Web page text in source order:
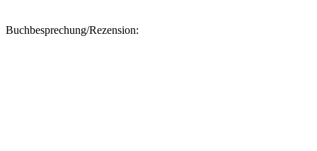
Buchbesprechung/Rezension: